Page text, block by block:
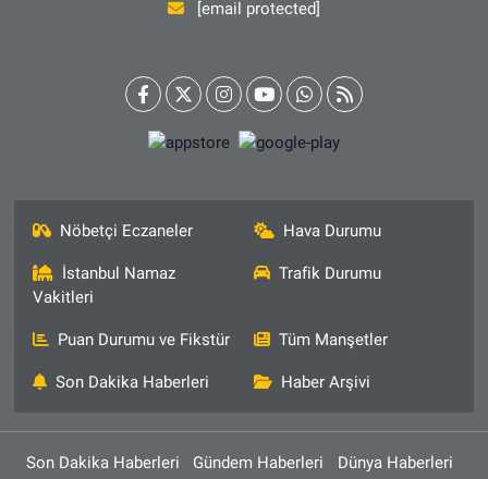
[email protected]
Nöbetçi Eczaneler Hava Durumu
İstanbul Namaz
Vakitleri
Trafik Durumu
Puan Durumu ve Fikstür Tüm Manşetler
Son Dakika Haberleri Haber Arşivi
Son Dakika Haberleri Gündem Haberleri
Dünya Haberleri